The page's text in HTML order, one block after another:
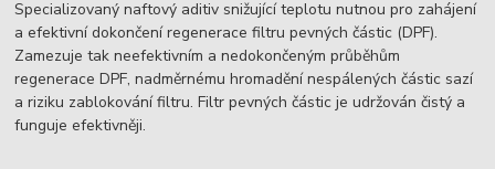
Specializovaný naftový aditiv snižující teplotu nutnou pro zahájení
a efektivní dokončení regenerace filtru pevných částic (DPF).
Zamezuje tak neefektivním a nedokončeným průběhům
regenerace DPF, nadměrnému hromadění nespálených částic sazí
a riziku zablokování filtru. Filtr pevných částic je udržován čistý a
funguje efektivněji.